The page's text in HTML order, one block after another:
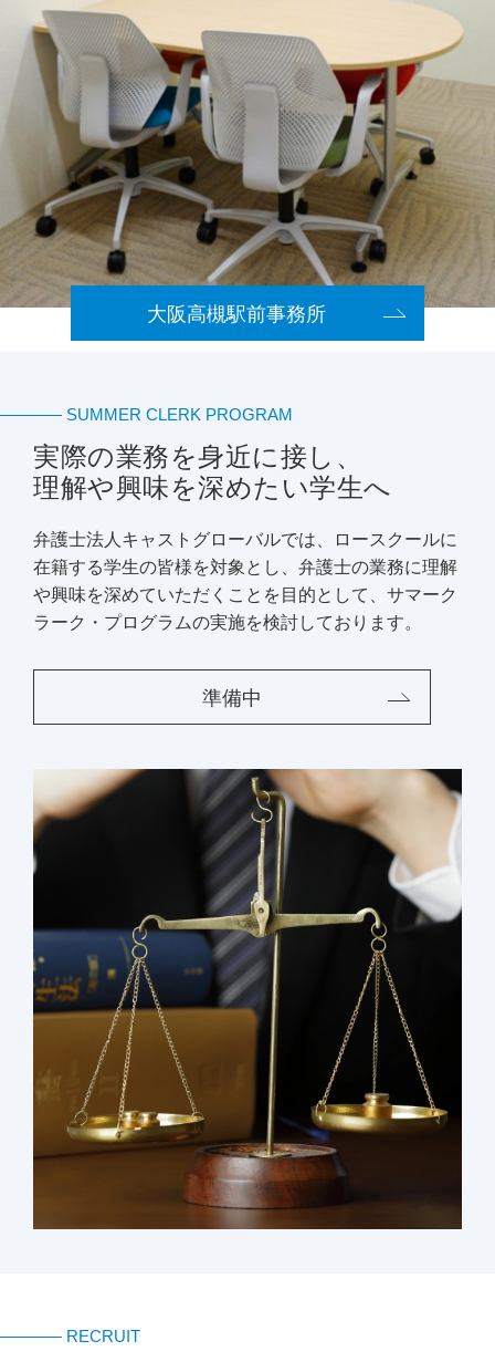
大阪高槻駅前事務所
SUMMER CLERK PROGRAM
実際の業務を身近に接し、
理解や興味を深めたい学生へ
弁護士法人キャストグローバルでは、ロースクールに
在籍する学生の皆様を対象とし、弁護士の業務に理解
や興味を深めていただくことを目的として、サマーク
ラーク・プログラムの実施を検討しております。
準備中
RECRUIT